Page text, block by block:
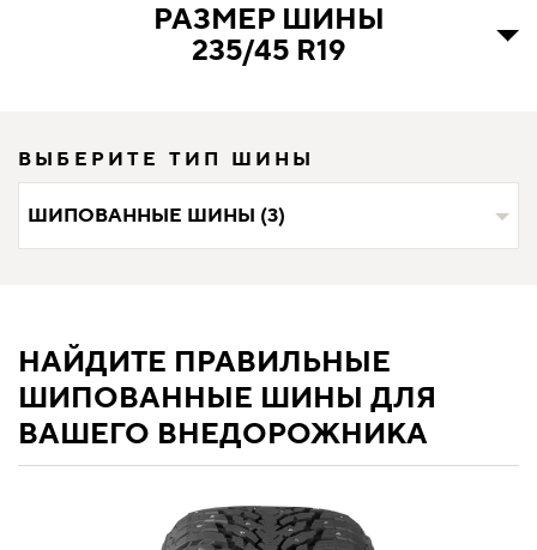
РАЗМЕР ШИНЫ
235/45 R19
ВЫБЕРИТЕ ТИП ШИНЫ
ШИПОВАННЫЕ ШИНЫ (3)
НАЙДИТЕ ПРАВИЛЬНЫЕ
ШИПОВАННЫЕ ШИНЫ ДЛЯ
ВАШЕГО ВНЕДОРОЖНИКА